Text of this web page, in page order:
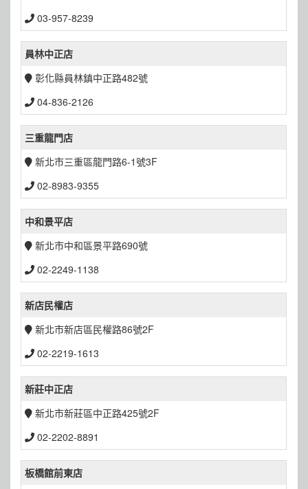
03-957-8239
員林中正店
彰化縣員林鎮中正路482號
04-836-2126
三重龍門店
新北市三重區龍門路6-1號3F
02-8983-9355
中和景平店
新北市中和區景平路690號
02-2249-1138
新店民權店
新北市新店區民權路86號2F
02-2219-1613
新莊中正店
新北市新莊區中正路425號2F
02-2202-8891
板橋館前東店